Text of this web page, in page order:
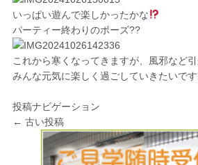
いっぱい遊んで楽しかったかな
パーティー終わりのポーズ??
これから寒くなってきますが、風邪など引
みんな元気に楽しく過ごしていきたいで
投稿ナビゲーション
← 古い投稿